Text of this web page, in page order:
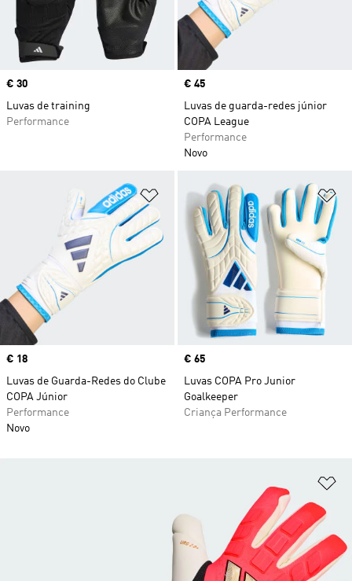
Price
€ 30
Luvas de training
Performance
Price
€ 45
Luvas de guarda-redes júnior
COPA League
Performance
Novo
Adicionar à Lista de Desejos
Price
€ 18
Luvas de Guarda-Redes do Clube
COPA Júnior
Performance
Novo
Price
€ 65
Luvas COPA Pro Junior
Goalkeeper
Criança Performance